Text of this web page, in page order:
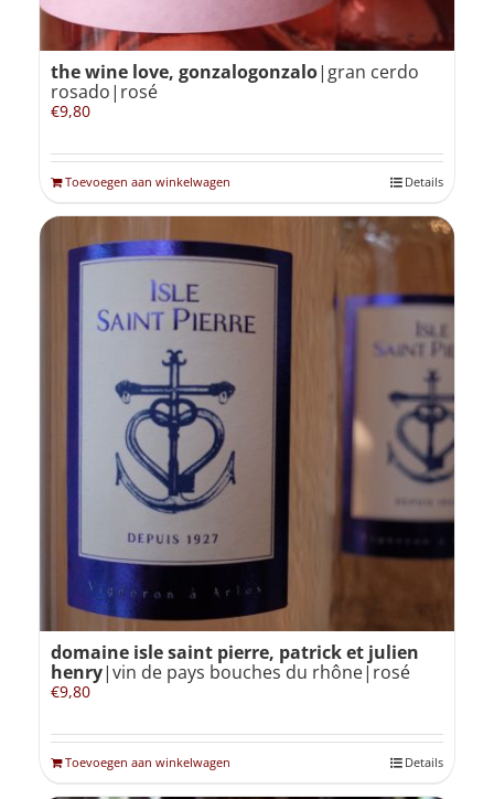
the wine love, gonzalogonzalo|gran cerdo
rosado|rosé
€9,80
Toevoegen aan winkelwagen Details
domaine isle saint pierre, patrick et julien
henry|vin de pays bouches du rhône|rosé
€9,80
Toevoegen aan winkelwagen Details